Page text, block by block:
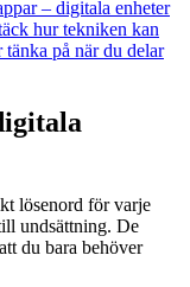
– digitala enheter
hur tekniken kan
på när du delar
lösenord för varje
undsättning. De
du bara behöver